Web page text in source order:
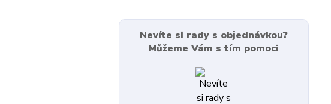
Nevíte si rady s objednávkou?
Můžeme Vám s tím pomoci